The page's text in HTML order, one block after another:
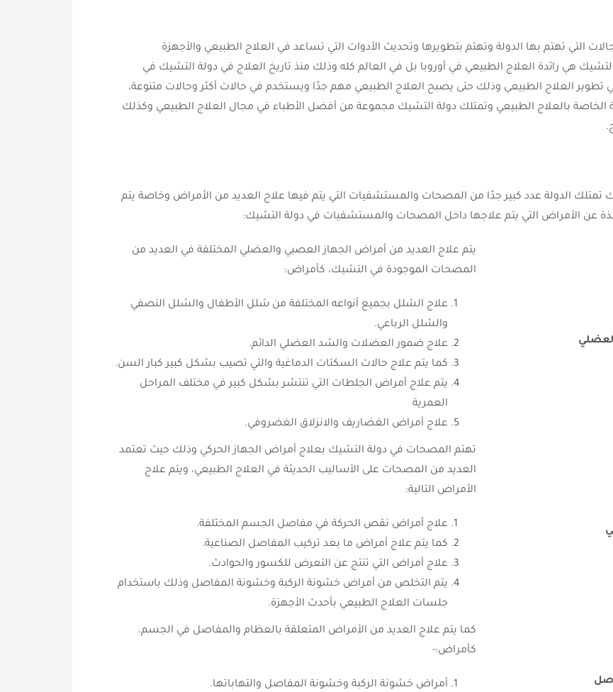
التي تهتم بها الدولة وتهتم بتطويرها وتحديث الأدوات التي تساعد في العلاج الطبيعي والأجهزة
هي رائدة العلاج الطبيعي في أوروبا بل في العالم كله وذلك منذ تاريخ العلاج في دولة التشيك في
العلاج الطبيعي وذلك حتى يصبح العلاج الطبيعي مهم جدًا ويستخدم في حالات أكثر وحالات متنوعة،
الخاصة بالعلاج الطبيعي وتمتلك دولة التشيك مجموعة من أفضل الأطباء في مجال العلاج الطبيعي وكذلك
تمتلك الدولة عدد كبير جدًا من المصحات والمستشفيات التي يتم فيها علاج العديد من الأمراض وخاصة يتم
عن الأمراض التي يتم علاجها داخل المصحات والمستشفيات في دولة التشيك:
يتم علاج العديد من أمراض الجهاز العصبي والعضلي المختلفة في العديد من
المصحات الموجودة في التشيك، كأمراض:
علاج الشلل بجميع أنواعه المختلفة من شلل الأطفال والشلل النصفي
والشلل الرباعي.
علاج ضمور العضلات والشد العضلي الدائم.
كما يتم علاج حالات السكتات الدماغية والتي تصيب بشكل كبير كبار السن.
يتم علاج أمراض الجلطات التي تنتشر بشكل كبير في مختلف المراحل
العمرية
علاج أمراض الغضاريف والانزلاق الغضروفي.
تهتم المصحات في دولة التشيك بعلاج أمراض الجهاز الحركي وذلك حيث تعتمد
العديد من المصحات على الأساليب الحديثة في العلاج الطبيعي، ويتم علاج
الأمراض التالية:
علاج أمراض نقص الحركة في مفاصل الجسم المختلفة.
كما يتم علاج أمراض ما بعد تركيب المفاصل الصناعية.
علاج أمراض التي تنتج عن التعرض للكسور والحوادث.
يتم التخلص من أمراض خشونة الركبة وخشونة المفاصل وذلك باستخدام
جلسات العلاج الطبيعي بأحدث الأجهزة.
كما يتم علاج العديد من الأمراض المتعلقة بالعظام والمفاصل في الجسم،
كأمراض:-
أمراض خشونة الركبة وخشونة المفاصل والتهاباتها.